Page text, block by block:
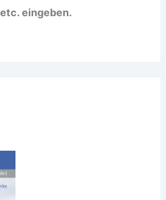
eingeben.